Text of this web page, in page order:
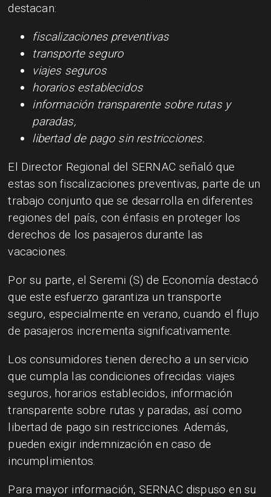
destacan:
fiscalizaciones preventivas
transporte seguro
viajes seguros
horarios establecidos
información transparente sobre rutas y
paradas,
libertad de pago sin restricciones.
El Director Regional del SERNAC señaló que
estas son fiscalizaciones preventivas, parte de un
trabajo conjunto que se desarrolla en diferentes
regiones del país, con énfasis en proteger los
derechos de los pasajeros durante las
vacaciones.
Por su parte, el Seremi (S) de Economía destacó
que este esfuerzo garantiza un transporte
seguro, especialmente en verano, cuando el flujo
de pasajeros incrementa significativamente.
Los consumidores tienen derecho a un servicio
que cumpla las condiciones ofrecidas: viajes
seguros, horarios establecidos, información
transparente sobre rutas y paradas, así como
libertad de pago sin restricciones. Además,
pueden exigir indemnización en caso de
incumplimientos.
Para mayor información, SERNAC dispuso en su